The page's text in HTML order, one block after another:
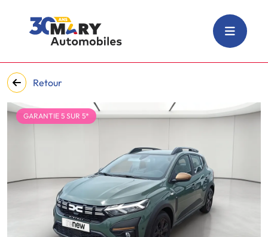
Retour
GARANTIE 5 SUR 5*